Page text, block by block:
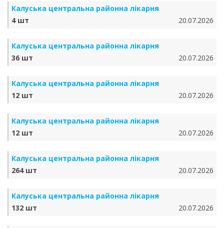
Калуська центральна районна лікарня
4 шт
20.07.2026
Калуська центральна районна лікарня
36 шт
20.07.2026
Калуська центральна районна лікарня
12 шт
20.07.2026
Калуська центральна районна лікарня
12 шт
20.07.2026
Калуська центральна районна лікарня
264 шт
20.07.2026
Калуська центральна районна лікарня
132 шт
20.07.2026